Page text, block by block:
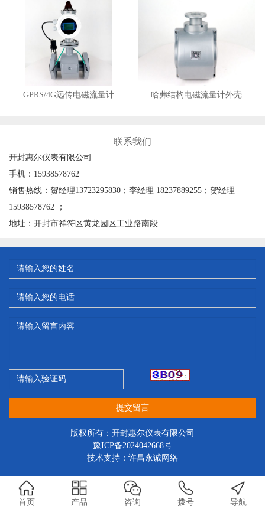
GPRS/4G远传电磁流量计 哈弗结构电磁流量计外壳
联系我们
开封惠尔仪表有限公司
手机：15938578762
销售热线：贺经理13723295830；李经理 18237889255；贺经理
15938578762 ；
地址：开封市祥符区黄龙园区工业路南段
提交留言
版权所有：开封惠尔仪表有限公司
豫ICP备2024042668号
技术支持： 许昌永诚网络
首页 产品 咨询 拨号 导航